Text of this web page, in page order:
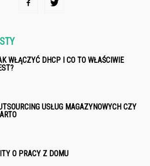
WŁĄCZYĆ DHCP I CO TO WŁAŚCIWIE
USŁUG MAGAZYNOWYCH CZY
O PRACY Z DOMU